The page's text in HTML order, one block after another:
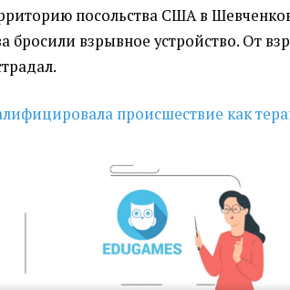
посольства США в
бросили взрывное устройство. От
происшествие как